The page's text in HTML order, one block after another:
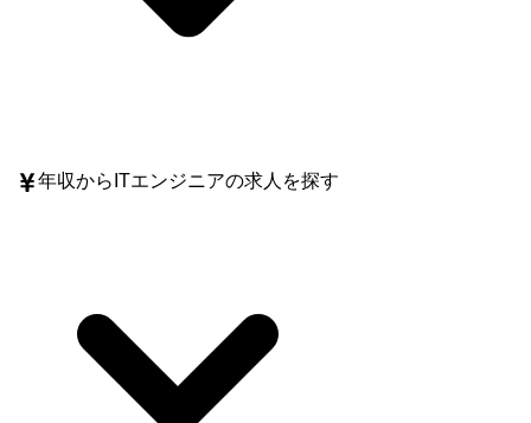
年収からITエンジニアの求人を探す